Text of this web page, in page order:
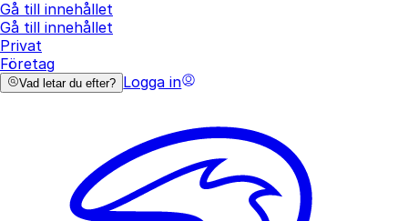
Gå till innehållet
Gå till innehållet
Privat
Företag
Vad letar du efter? Logga in